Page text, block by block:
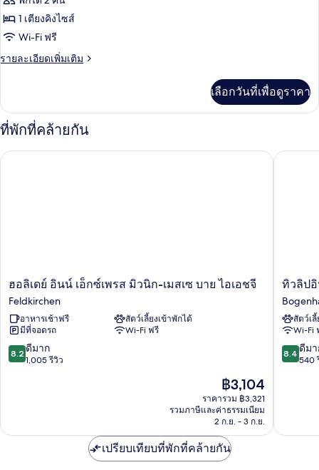
ของ
Standard
Doubleroom
1 เตียงคิงไซส์
Wi-Fi ฟรี
รายละเอียดเพิ่มเติม
ราย
เกี่ยว
กับ
Standard
Doubleroom
เลือกวันที่เพื่อดูราคา
ที่พักที่คล้ายกัน
ฮอ
ลิ
เดย์
อินน์
เอ็กซ์เพรส
มิ
วนิก-
จี
ฮอลิเดย์ อินน์ เอ็กซ์เพรส มิวนิก-เมสเซ บาย ไอเอชจี
Feldkirchen
อาหารเช้าฟรี
สัตว์เลี้ยงเข้าพักได้
มีที่จอดรถ
Wi-Fi ฟรี
8.2
จาก
8.2 ดีมาก
1,005 รีวิว
ราคา
ปัจจุบัน
คือ
฿3,104
฿3,104
ราคารวม ฿3,321
รวมภาษีและค่าธรรมเนียม
2 ก.ย. - 3 ก.ย.
ฮอลิเดย์ อินน์ เอ็กซ์เพรส มิวนิก-เมสเซ บาย ไอเอชจี
ทิว
ลิ
ปอินน์
มึน
เคน
เม
สเซอ
ทิวลิปอิ
สัตว์เ
Wi-Fi
8.4
จาก
8.4 ดีม
540
ทิวลิปอิน
เปรียบเทียบที่พักที่คล้ายกัน